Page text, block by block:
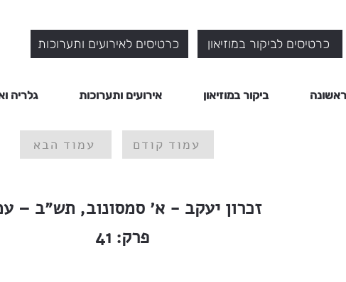
כרטיסים לאירועים ותערוכות כרטיסים לביקור במוזיאון
ביקור במוזיאון אירועים ותערוכות גלריה
עמוד הבא עמוד קודם
זכרון יעקב - א׳ סמסונוב, תש״ב – עמ׳
41 פרק: